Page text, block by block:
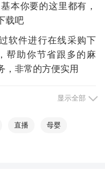
本你要的这里都有，
载吧
软件进行在线采购下
帮助你节省跟多的麻
，非常的方便实用
验～
显示全部
直播 母婴